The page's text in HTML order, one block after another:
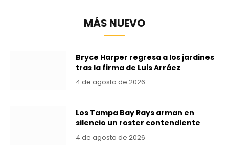
MÁS NUEVO
Bryce Harper regresa a los jardines
tras la firma de Luis Arráez
4 de agosto de 2026
Los Tampa Bay Rays arman en
silencio un roster contendiente
4 de agosto de 2026